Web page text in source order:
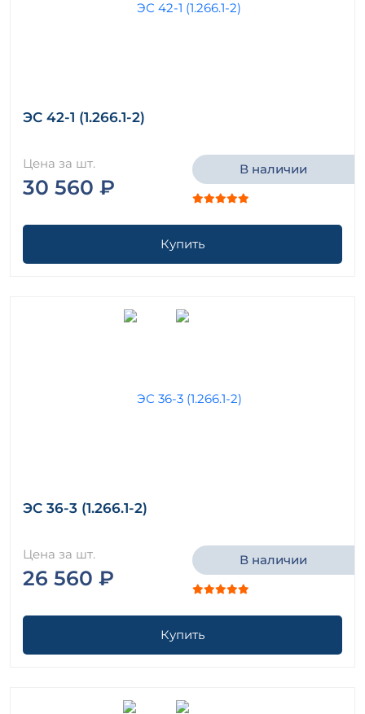
ЭС 42-1 (1.266.1-2)
Цена за шт.
30 560 ₽
В наличии
Купить
ЭС 36-3 (1.266.1-2)
Цена за шт.
26 560 ₽
В наличии
Купить